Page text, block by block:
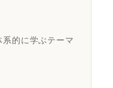
的に学ぶテーマ